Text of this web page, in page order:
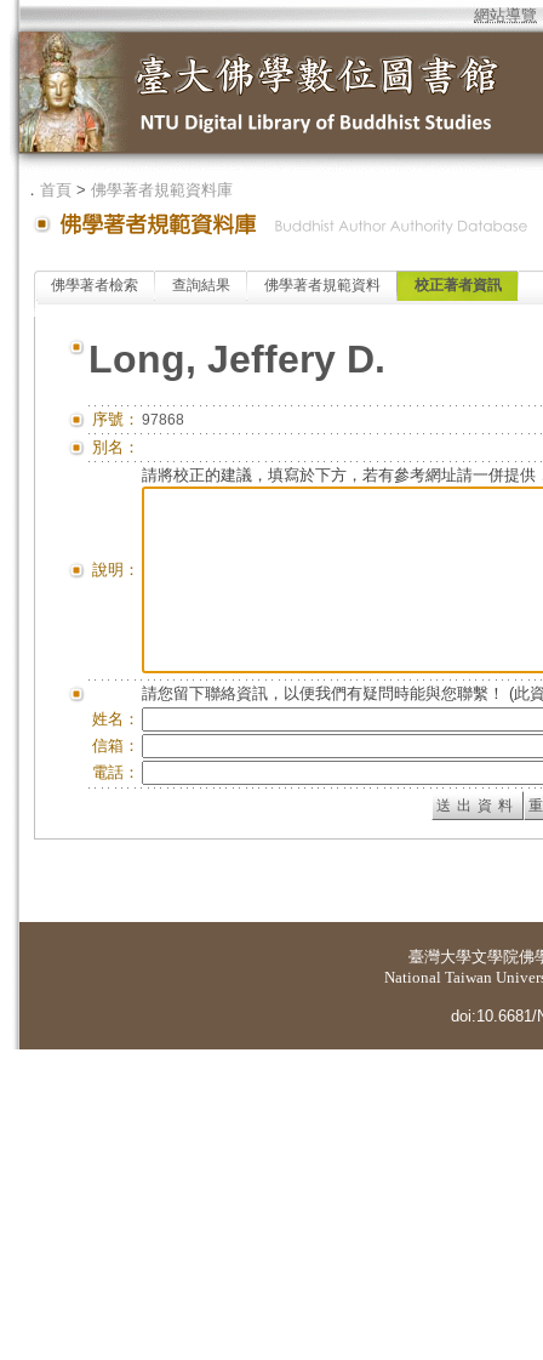
網站導覽
． 首頁 > 佛學著者規範資料庫
佛學著者檢索 查詢結果 佛學著者規範資料 校正著者資訊
Long, Jeffery D.
序號： 97868
別名：
說明：
請將校正的建議，填寫於下方，若有參考網址請一併提供
請您留下聯絡資訊，以便我們有疑問時能與您聯繫！ (此
姓名：
信箱：
電話：
臺灣大學文學院佛
National Taiwan
doi:10.6681/